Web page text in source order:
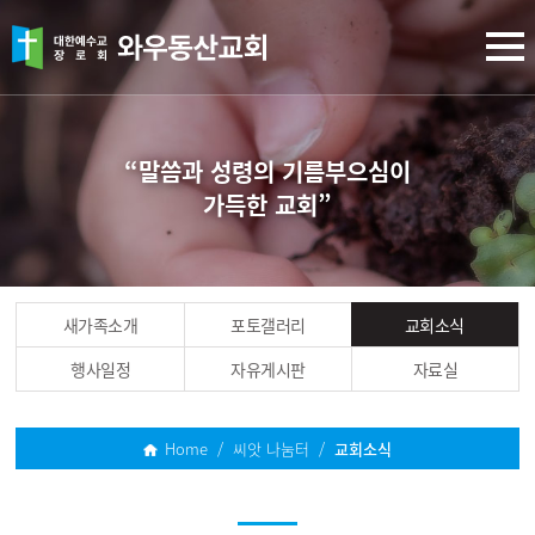
“말씀과 성령의 기름부으심이
가득한 교회”
새가족소개 포토갤러리
교회소식
행사일정
자유게시판 자료실
Home / 씨앗 나눔터 / 교회소식